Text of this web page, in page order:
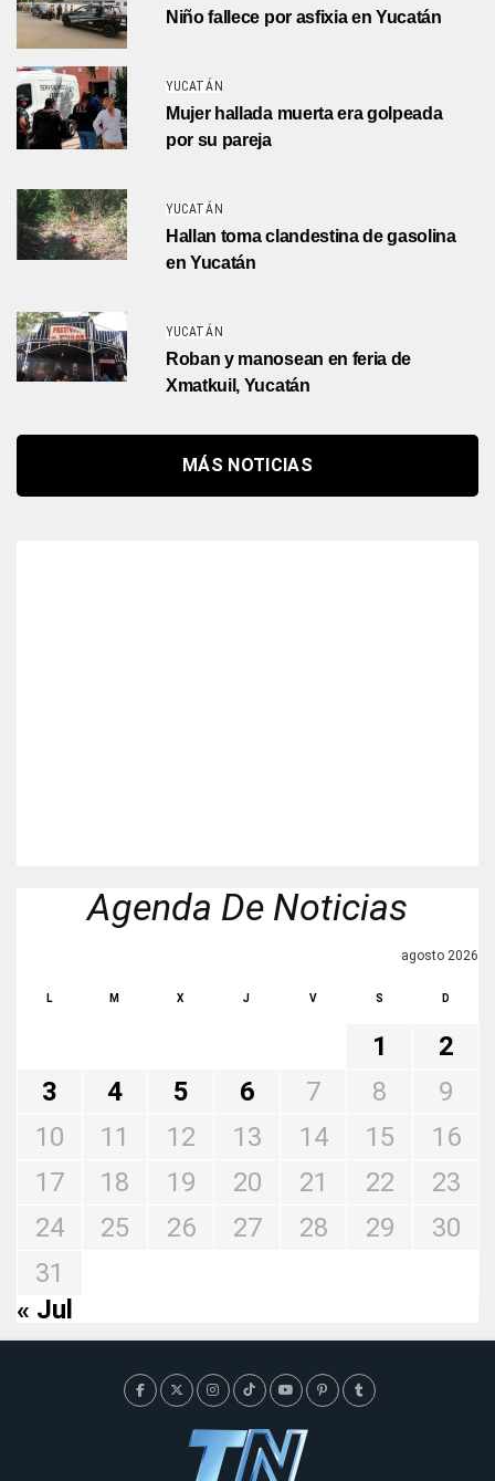
Niño fallece por asfixia en Yucatán
YUCATÁN
Mujer hallada muerta era golpeada
por su pareja
YUCATÁN
Hallan toma clandestina de gasolina
en Yucatán
YUCATÁN
Roban y manosean en feria de
Xmatkuil, Yucatán
MÁS NOTICIAS
Agenda De Noticias
agosto 2026
L M X J V S D
1
2
3
4 5 6 7 8
9
10
11 12 13 14 15
16
17
18 19 20 21 22
23
24
25 26 27 28 29
30
31
« Jul